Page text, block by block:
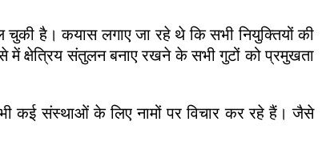
है। कयास लगाए जा रहे थे कि सभी नियुक्तियों की
में क्षेत्रिय संतुलन बनाए रखने के सभी गुटों को प्रमुखता
कई संस्थाओं के लिए नामों पर विचार कर रहे हैं। जैसे